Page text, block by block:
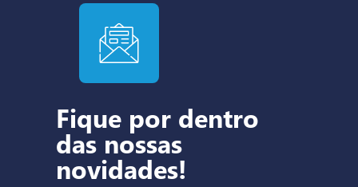
Fique por dentro
das nossas
novidades!